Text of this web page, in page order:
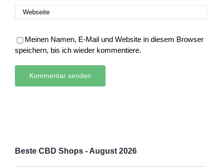
Meinen Namen, E-Mail und Website in diesem Browser
speichern, bis ich wieder kommentiere.
Beste CBD Shops - August 2026